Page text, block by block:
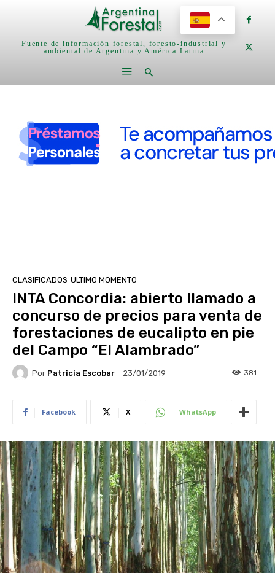
Fuente de información forestal, foresto-industrial y
ambiental de Argentina y América Latina
CLASIFICADOS ULTIMO MOMENTO
INTA Concordia: abierto llamado a
concurso de precios para venta de
forestaciones de eucalipto en pie
del Campo “El Alambrado”
Por Patricia Escobar 23/01/2019 381
Facebook X WhatsApp